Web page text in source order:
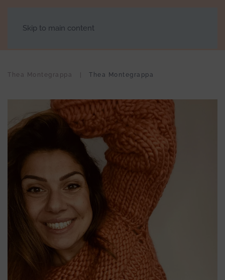
Skip to main content
Thea Montegrappa Thea Montegrappa